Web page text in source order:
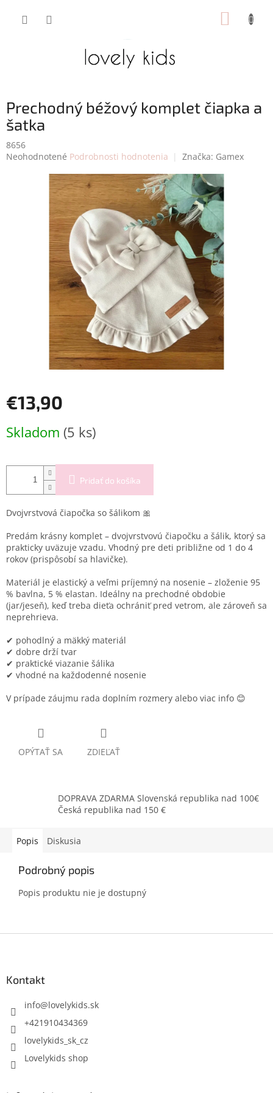
Prechodný béžový komplet čiapka a
šatka
8656
Priemerné
hviezdičiek.
Neohodnotené Podrobnosti hodnotenia Značka: Gamex
€13,90
cena:
Skladom (5 ks)
Pridať do košíka
Dvojvrstvová čiapočka so šálikom 🎀
Predám krásny komplet – dvojvrstvovú čiapočku a šálik, ktorý sa
prakticky uväzuje vzadu. Vhodný pre deti približne od 1 do 4
rokov (prispôsobí sa hlavičke).
Materiál je elastický a veľmi príjemný na nosenie – zloženie 95
% bavlna, 5 % elastan. Ideálny na prechodné obdobie
(jar/jeseň), keď treba dieťa ochrániť pred vetrom, ale zároveň sa
neprehrieva.
✔ pohodlný a mäkký materiál
✔ dobre drží tvar
✔ praktické viazanie šálika
✔ vhodné na každodenné nosenie
V prípade záujmu rada doplním rozmery alebo viac info 😊
OPÝTAŤ SA ZDIEĽAŤ
DOPRAVA ZDARMA Slovenská republika nad 100€
Česká republika nad 150 €
Popis Diskusia
Podrobný popis
Popis produktu nie je dostupný
Kontakt
info@lovelykids.sk
+421910434369
lovelykids_sk_cz
Lovelykids shop